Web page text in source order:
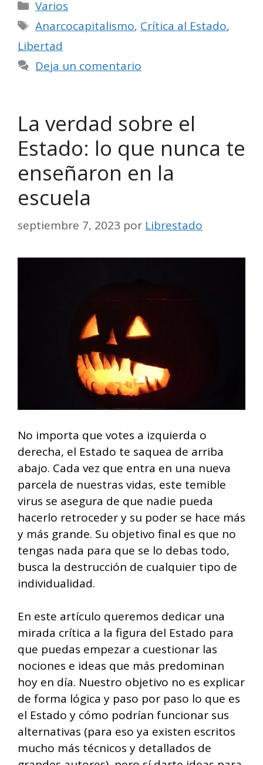
Categorías
Varios
Etiquetas
Anarcocapitalismo, Crítica al Estado,
Libertad
Deja un comentario
La verdad sobre el
Estado: lo que nunca te
enseñaron en la
escuela
septiembre 7, 2023 por Librestado
No importa que votes a izquierda o
derecha, el Estado te saquea de arriba
abajo. Cada vez que entra en una nueva
parcela de nuestras vidas, este temible
virus se asegura de que nadie pueda
hacerlo retroceder y su poder se hace más
y más grande. Su objetivo final es que no
tengas nada para que se lo debas todo,
busca la destrucción de cualquier tipo de
individualidad.
En este artículo queremos dedicar una
mirada crítica a la figura del Estado para
que puedas empezar a cuestionar las
nociones e ideas que más predominan
hoy en día. Nuestro objetivo no es explicar
de forma lógica y paso por paso lo que es
el Estado y cómo podrían funcionar sus
alternativas (para eso ya existen escritos
mucho más técnicos y detallados de